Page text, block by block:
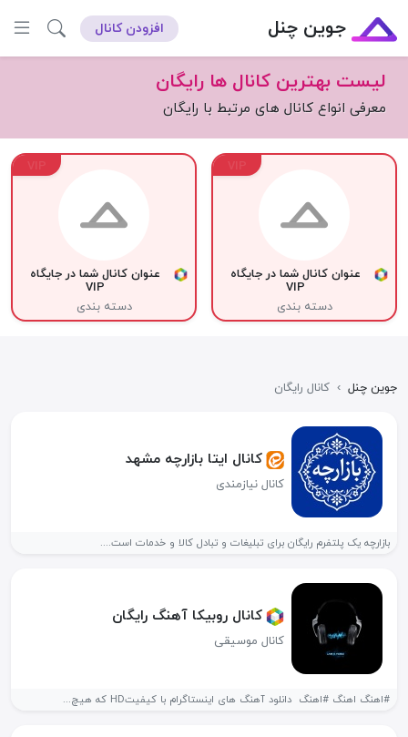
جوین چنل افزودن کانال
لیست بهترین کانال ها رایگان
معرفی انواع کانال های مرتبط با رایگان
عنوان کانال شما در جایگاه
VIP
دسته بندی
عنوان کانال شما در جایگاه
VIP
دسته بندی
جوین چنل › کانال رایگان
کانال ایتا بازارچه مشهد
کانال نیازمندی
بازارچه یک پلتفرم رایگان برای تبلیغات و تبادل کالا و خدمات است....
کانال روبیکا آهنگ رایگان
کانال موسیقی
#اهنگ اهنگ #اهنگ ‌ دانلود آهنگ های اینستاگرام با کیفیتHD که هیچ...